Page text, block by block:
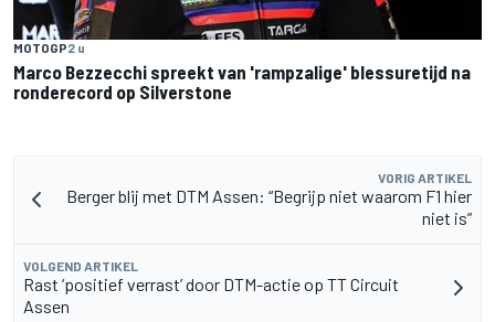
MOTOGP2 u
Marco Bezzecchi spreekt van 'rampzalige' blessuretijd na
ronderecord op Silverstone
VORIG ARTIKEL
Berger blij met DTM Assen: “Begrijp niet waarom F1 hier
niet is”
VOLGEND ARTIKEL
Rast ‘positief verrast’ door DTM-actie op TT Circuit
Assen